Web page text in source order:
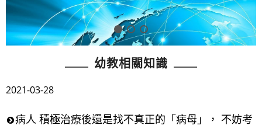
幼教相關知識
2021-03-28
病人 積極治療後還是找不真正的「病母」， 不妨考